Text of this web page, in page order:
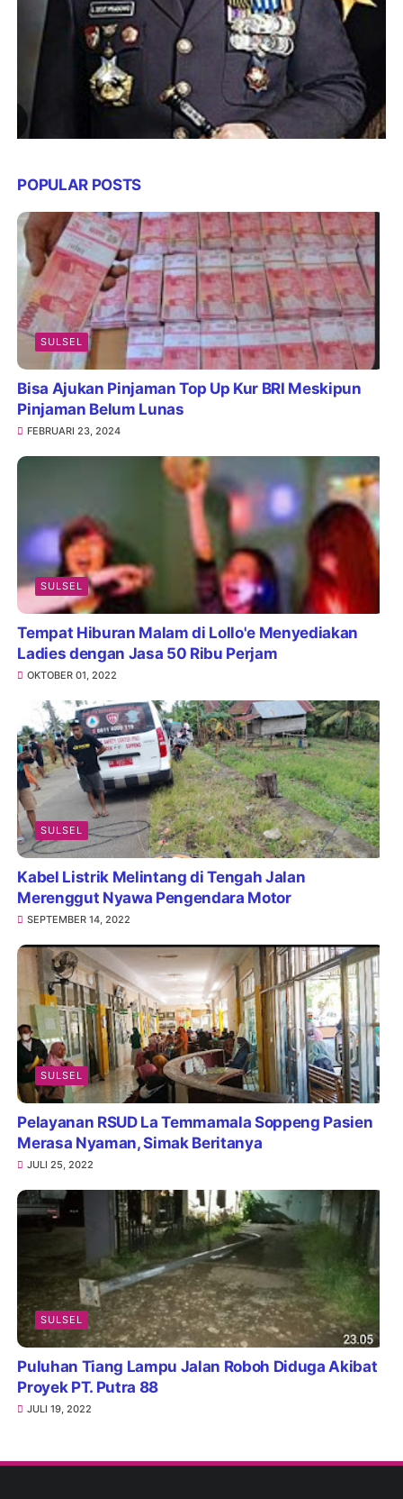
POPULAR POSTS
SULSEL
Bisa Ajukan Pinjaman Top Up Kur BRI Meskipun
Pinjaman Belum Lunas
FEBRUARI 23, 2024
SULSEL
Tempat Hiburan Malam di Lollo'e Menyediakan
Ladies dengan Jasa 50 Ribu Perjam
OKTOBER 01, 2022
SULSEL
Kabel Listrik Melintang di Tengah Jalan
Merenggut Nyawa Pengendara Motor
SEPTEMBER 14, 2022
SULSEL
Pelayanan RSUD La Temmamala Soppeng Pasien
Merasa Nyaman, Simak Beritanya
JULI 25, 2022
SULSEL
Puluhan Tiang Lampu Jalan Roboh Diduga Akibat
Proyek PT. Putra 88
JULI 19, 2022